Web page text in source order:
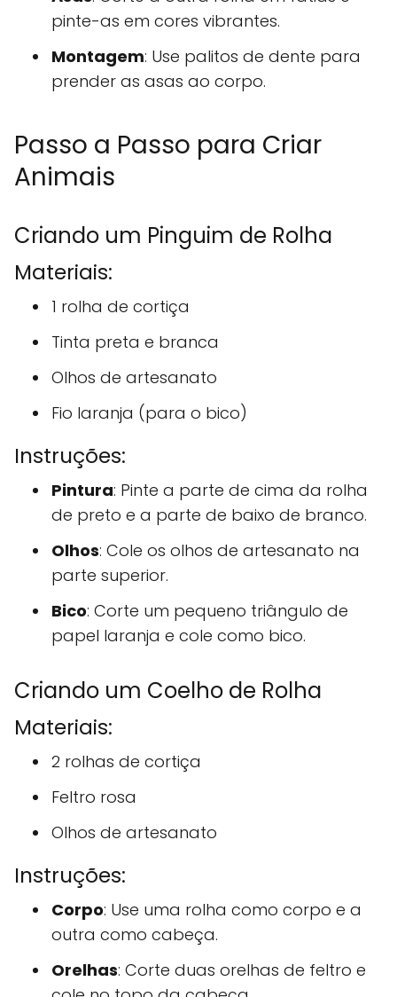
pinte-as em cores vibrantes.
Montagem: Use palitos de dente para
prender as asas ao corpo.
Passo a Passo para Criar
Animais
Criando um Pinguim de Rolha
Materiais:
1 rolha de cortiça
Tinta preta e branca
Olhos de artesanato
Fio laranja (para o bico)
Instruções:
Pintura: Pinte a parte de cima da rolha
de preto e a parte de baixo de branco.
Olhos: Cole os olhos de artesanato na
parte superior.
Bico: Corte um pequeno triângulo de
papel laranja e cole como bico.
Criando um Coelho de Rolha
Materiais:
2 rolhas de cortiça
Feltro rosa
Olhos de artesanato
Instruções:
Corpo: Use uma rolha como corpo e a
outra como cabeça.
Orelhas: Corte duas orelhas de feltro e